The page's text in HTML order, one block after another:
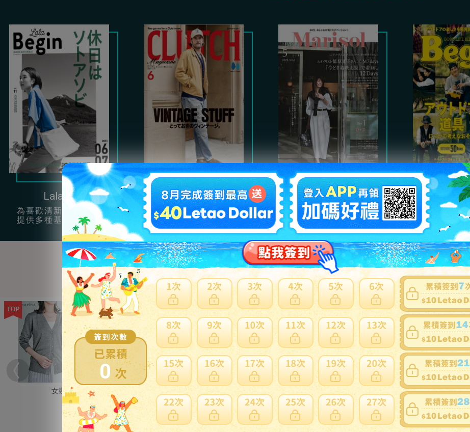
0
Lala Begin
為喜歡清新簡約風的女孩
提供多種基本單品穿搭。
Clutch
提供很多充滿男性魅力的
復古服飾配件。
Marisol
氣質高雅都會風格，及職
場服裝、日常休閒穿搭。
以經典時尚
主，提供豐
熱門商品
女裝
男裝
內衣、睡衣 鞋子、靴子